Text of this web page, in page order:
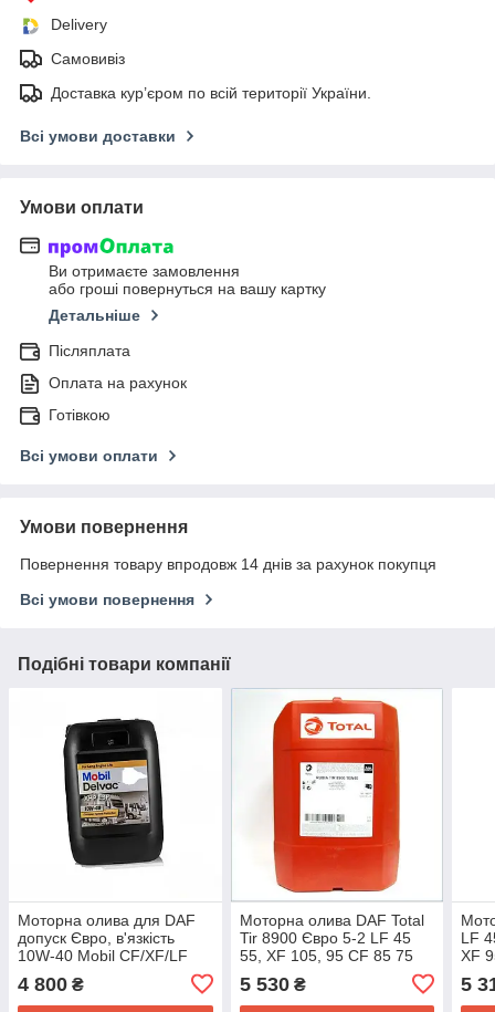
Delivery
Самовивіз
Доставка кур’єром по всій території України.
Всі умови доставки
Умови оплати
Ви отримаєте замовлення
або гроші повернуться на вашу картку
Детальніше
Післяплата
Оплата на рахунок
Готівкою
Всі умови оплати
Умови повернення
Повернення товару впродовж 14 днів за рахунок покупця
Всі умови повернення
Подібні товари компанії
Моторна олива для DAF
допуск Євро, в'язкість
10W-40 Mobil CF/XF/LF
4 800 ₴
Моторна олива DAF Total
Tir 8900 Євро 5-2 LF 45
55, XF 105, 95 CF 85 75
65 для вантажівки, тягача
10W-40
5 530₴
LF
XF
5